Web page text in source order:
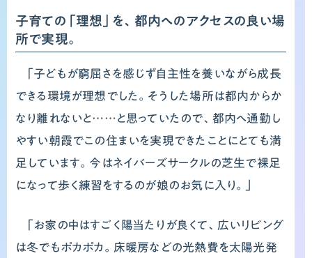
守
て
く
れ
子育ての「理想」を、都内へのアクセスの良い場
所で実現。
「子どもが窮屈さを感じず自主性を養いながら成長
できる環境が理想でした。そうした場所は都内からか
なり離れないと……と思っていたので、都内へ通勤し
やすい朝霞でこの住まいを実現できたことにとても満
足しています。今はネイバーズサークルの芝生で裸足
になって歩く練習をするのが娘のお気に入り。」
「お家の中はすごく陽当たりが良くて、広いリビング
は冬でもポカポカ。床暖房などの光熱費を太陽光発